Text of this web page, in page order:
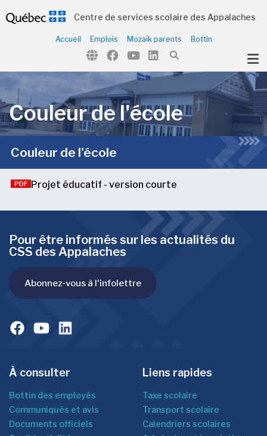
(Notre école )
Centre de services scolaire des Appalaches
Accueil Emplois Mozaïk parents Bottin
Couleur de l'école
Couleur de l'école
PDF Projet éducatif - version courte
Pour être informés sur les actualités du
CSS des Appalaches
Abonnez-vous à l'infolettre
À consulter
Bottin des employés
Communiqués et avis
Documents officiels
Liens rapides
Taxe scolaire
Transport scolaire
Calendriers scolaires